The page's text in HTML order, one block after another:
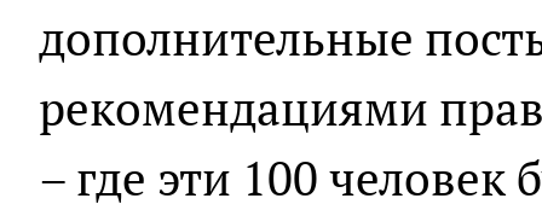
дополнительные
рекомендациями
– где эти 100 человек